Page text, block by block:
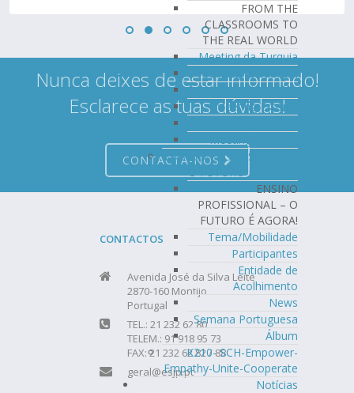
FROM THE
CLASSROOMS TO
THE REAL WORLD
Meeting da Turquia
Meeting Eslováquia
Meeting Itália
Meeting Estónia
Meeting Portugal
ENSINO PROFISSIONAL –
O FUTURO É AGORA!
ENSINO
PROFISSIONAL – O
FUTURO É AGORA!
Tema/Mobilidade
Participantes
Entidade de
Acolhimento
News
Semana Portuguesa
Álbum
K210- SCH-Empower-
Empathy-Unite-Cooperate
Notícias
Nunca deixes de estar informado!
Esclarece as tuas dúvidas!
CONTACTA-NOS
CONTACTOS
Avenida José da Silva Leite
2870-160 Montijo
Portugal
TEL.: 21 232 62 80
TELEM.: 91 918 95 73
FAX: 21 232 62 82 / 88
geral@esjp.pt